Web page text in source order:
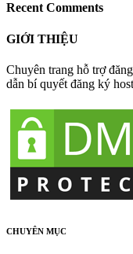
Recent Comments
GIỚI THIỆU
Chuyên trang hỗ trợ
dẫn bí quyết đăng ký
CHUYÊN MỤC